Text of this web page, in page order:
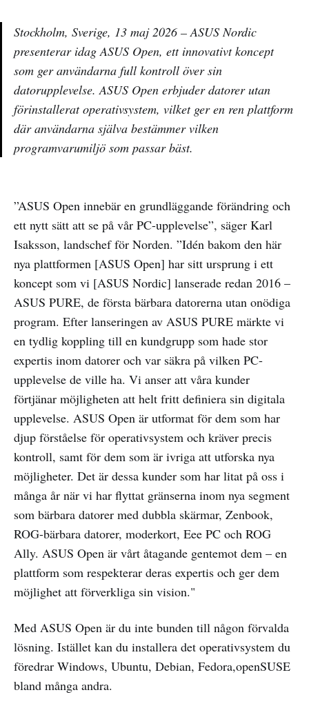
Stockholm, Sverige, 13 maj 2026 – ASUS Nordic
presenterar idag ASUS Open, ett innovativt koncept
som ger användarna full kontroll över sin
datorupplevelse. ASUS Open erbjuder datorer utan
förinstallerat operativsystem, vilket ger en ren plattform
där användarna själva bestämmer vilken
programvarumiljö som passar bäst.
”ASUS Open innebär en grundläggande förändring och
ett nytt sätt att se på vår PC-upplevelse”, säger Karl
Isaksson, landschef för Norden. ”Idén bakom den här
nya plattformen [ASUS Open] har sitt ursprung i ett
koncept som vi [ASUS Nordic] lanserade redan 2016 –
ASUS PURE, de första bärbara datorerna utan onödiga
program. Efter lanseringen av ASUS PURE märkte vi
en tydlig koppling till en kundgrupp som hade stor
expertis inom datorer och var säkra på vilken PC-
upplevelse de ville ha. Vi anser att våra kunder
förtjänar möjligheten att helt fritt definiera sin digitala
upplevelse. ASUS Open är utformat för dem som har
djup förståelse för operativsystem och kräver precis
kontroll, samt för dem som är ivriga att utforska nya
möjligheter. Det är dessa kunder som har litat på oss i
många år när vi har flyttat gränserna inom nya segment
som bärbara datorer med dubbla skärmar, Zenbook,
ROG-bärbara datorer, moderkort, Eee PC och ROG
Ally. ASUS Open är vårt åtagande gentemot dem – en
plattform som respekterar deras expertis och ger dem
möjlighet att förverkliga sin vision."
Med ASUS Open är du inte bunden till någon förvalda
lösning. Istället kan du installera det operativsystem du
föredrar Windows, Ubuntu, Debian, Fedora,openSUSE
bland många andra.